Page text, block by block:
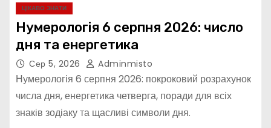
ЦІКАВО ЗНАТИ
Нумерологія 6 серпня 2026: число
дня та енергетика
Сер 5, 2026 Adminmisto
Нумерологія 6 серпня 2026: покроковий розрахунок
числа дня, енергетика четверга, поради для всіх
знаків зодіаку та щасливі символи дня.